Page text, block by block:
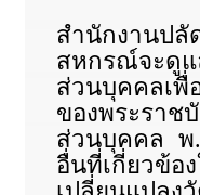
สำนักงานปลั
สหกรณ์จะดูแ
ส่วนบุคคลเพื่
ของพระรา
ส่วนบุคคล พ
อื่นที่เกี่ยวข้อ